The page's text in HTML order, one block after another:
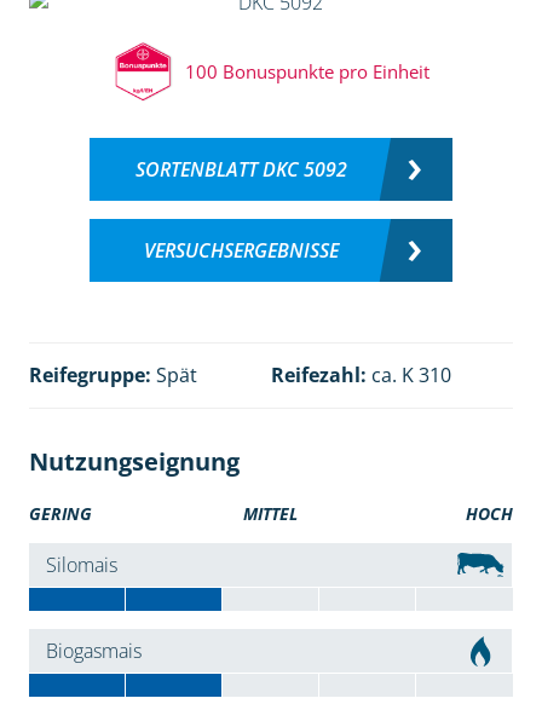
100 Bonuspunkte pro Einheit
SORTENBLATT DKC 5092
VERSUCHSERGEBNISSE
Reifegruppe: Spät Reifezahl: ca. K 310
Nutzungseignung
GERING MITTEL HOCH
Silomais
Biogasmais